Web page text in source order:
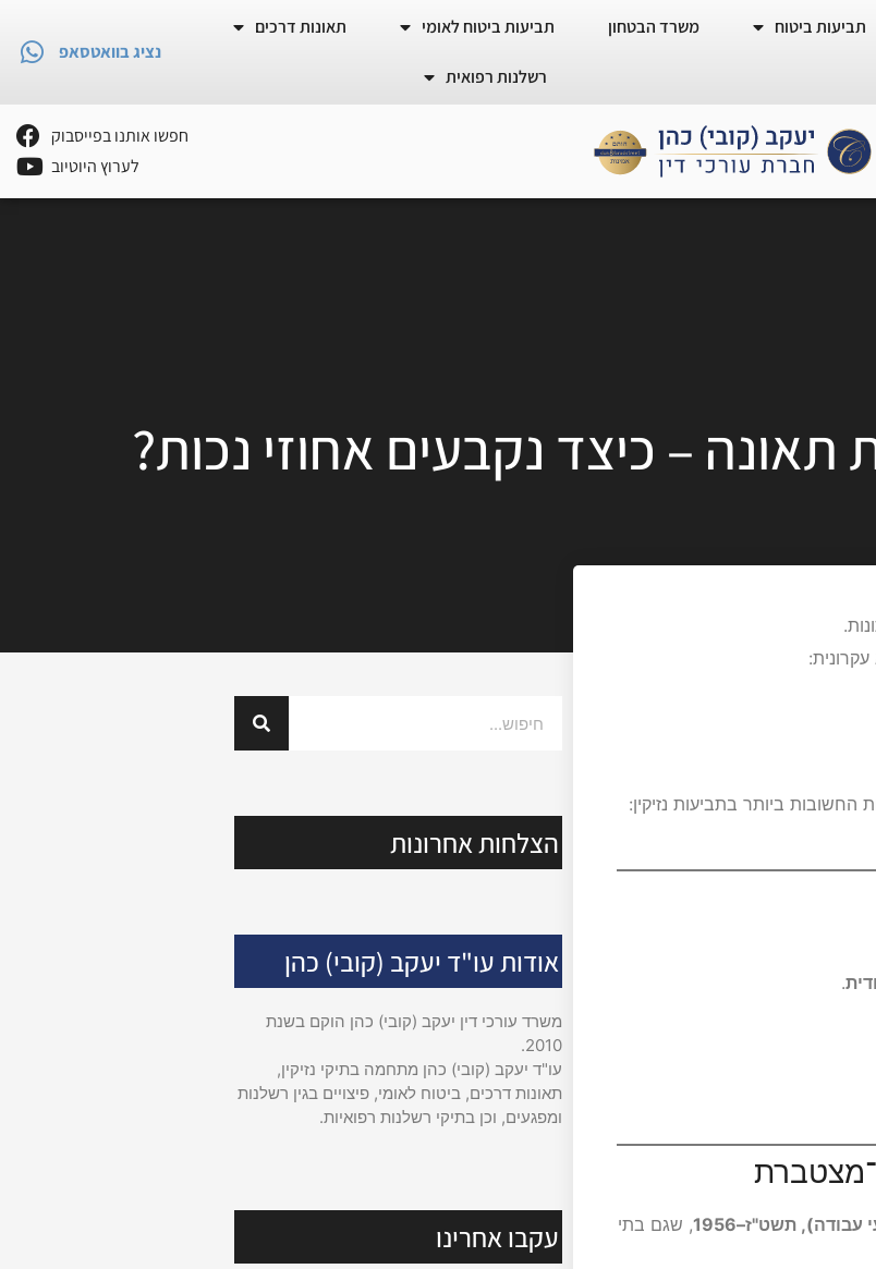
תביעות ביטוח משרד הבטחון תביעות ביטוח לאומי תאונות דרכים
רשלנות רפואית
נציג בוואטסאפ
חפשו אותנו בפייסבוק
לערוץ היוטיוב
– כיצד נקבעים אחוזי נכות?
ביותר בתביעות נזיקין:
.
תשט"ז–1956
, שגם בתי
הצלחות אחרונות
אודות עו"ד יעקב (קובי) כהן
משרד עורכי דין יעקב (קובי) כהן הוקם בשנת
2010.
עו"ד יעקב (קובי) כהן מתחמה בתיקי נזיקין,
תאונות דרכים, ביטוח לאומי, פיצויים בגין רשלנות
ומפגעים, וכן בתיקי רשלנות רפואיות.
עקבו אחרינו